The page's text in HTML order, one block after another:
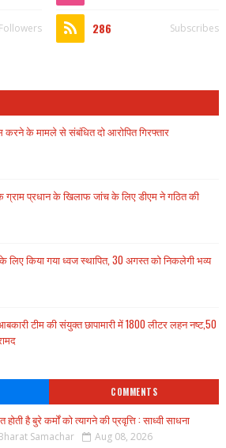
Followers 286 Subscribes
करने के मामले से संबंधित दो आरोपित गिरफ्तार
ग्राम प्रधान के खिलाफ जांच के लिए डीएम ने गठित की
के लिए किया गया ध्वज स्थापित, 30 अगस्त को निकलेगी भव्य
टीम की संयुक्त छापामारी में 1800 लीटर लहन नष्ट,50
COMMENTS
है बुरे कर्मों को त्यागने की प्रवृत्ति : साध्वी साधना
Samachar Aug 08, 2026